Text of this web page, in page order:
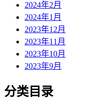
2024年2月
2024年1月
2023年12月
2023年11月
2023年10月
2023年9月
分类目录